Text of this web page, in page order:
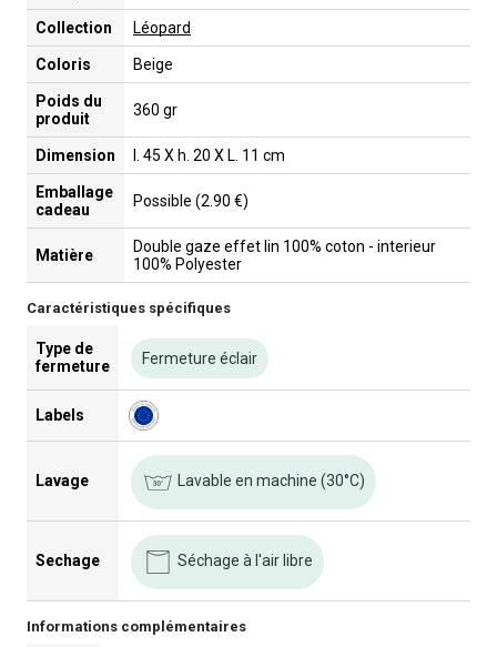
Collection Léopard
Coloris Beige
Poids du
produit
360 gr
Dimension l. 45 X h. 20 X L. 11 cm
Emballage
cadeau
Possible (2.90 €)
Matière
Double gaze effet lin 100% coton - interieur
100% Polyester
Caractéristiques spécifiques
Type de
fermeture
Fermeture éclair
Labels
Lavage Lavable en machine (30°C)
Sechage Séchage à l'air libre
Informations complémentaires